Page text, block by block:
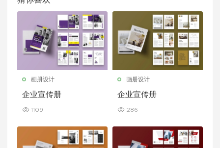
画册设计
企业宣传册
1109
画册设计
企业宣传册
286